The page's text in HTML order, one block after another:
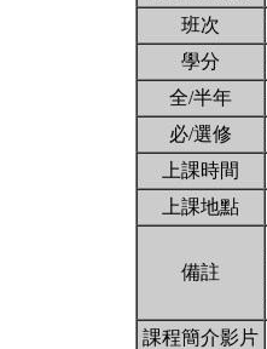
班次
學分
全/半年
必/選修
上課時間
上課地點
備註
課程簡介影片